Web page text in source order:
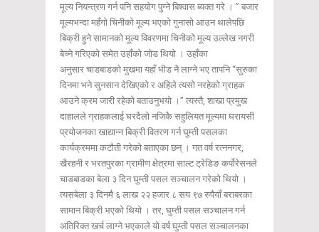
मूल्य नियन्त्रण गर्न पनि सहयोग पुग्ने बिश्वास ब्यक्त गरे । ” बजार
मूल्यभन्दा महँगो चिनीको मूल्य भएको गुनासो आउन थालेपछि
बिक्री हुने सामानको मूल्य विवरणमा चिनीको मूल्य उल्लेख नगरी
बेच्ने गरिएको समेत उहाँको जोड थियो । उहाँका
अनुसार चाडबाडको मुखमा यहाँ भीड नै लाग्ने भए तापनि “सुरुका
दिनमा भने सुनसान देखिएको र अहिले त्यसो नरहेको ग्राहक
आउने क्रम जारी रहेको बताउनुभयो ।” त्यस्तै, शाखा प्रमुख
दाहालले ग्राहकलाई घरदैलो नजिकै सहुलियत मूल्यमा घरायसी
प्रयोजनका खाद्यान्न बिक्री वितरण गर्न घुम्ती पसलका
कार्यक्रममा कटौती गरेको बताएका छन् । गत वर्ष रत्ननगर,
खैरहनी र भरतपुरका ग्रामीण क्षेत्रमा साल्ट ट्रेडिङ कर्पोरेसनले
चाडबाडका बेला ३ दिन घुम्ती पसल सञ्चालन गरेको थियो ।
त्यसबेला ३ दिनमै ६ लाख २२ हजार ८ सय ९७ रुपैयाँ बराबरका
सामान बिक्री भएको थियो । तर, घुम्ती पसल सञ्चालन गर्न
अतिरिक्त खर्च लाग्ने भएकाले यो वर्ष घुम्ती पसल सञ्चालनका